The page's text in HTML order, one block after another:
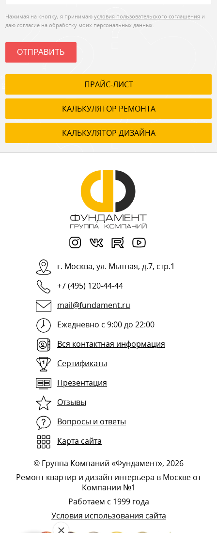
Нажимая на кнопку, я принимаю условия пользовательского соглашения и
даю согласие на обработку моих персональных данных.
ОТПРАВИТЬ
ПРАЙС-ЛИСТ
КАЛЬКУЛЯТОР РЕМОНТА
КАЛЬКУЛЯТОР ДИЗАЙНА
г. Москва, ул. Мытная, д.7, стр.1
+7 (495) 120-44-44
mail@fundament.ru
Ежедневно с 9:00 до 22:00
Вся контактная информация
Сертификаты
Презентация
Отзывы
Вопросы и ответы
Карта сайта
© Группа Компаний «Фундамент», 2026
Ремонт квартир и дизайн интерьера в Москве от
Компании №1
Работаем с 1999 года
Условия использования сайта